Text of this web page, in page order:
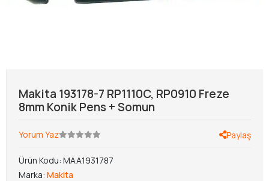
Makita 193178-7 RP1110C, RP0910 Freze
8mm Konik Pens + Somun
Yorum Yaz Paylaş
Ürün Kodu: MAA1931787
Marka: Makita